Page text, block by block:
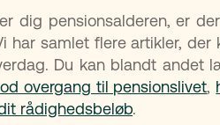
dig pensionsalderen, er
har samlet flere artikler,
Du kan blandt andet
overgang til pensionslivet,
rådighedsbeløb.